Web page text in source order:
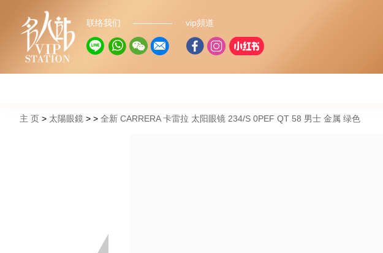
联络我们 vip頻道
主 页 太陽眼鏡 全新 CARRERA 卡雷拉 太阳眼镜 234/S 0PEF QT 58 男士 金属 绿色